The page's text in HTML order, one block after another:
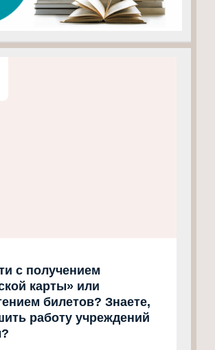
с получением
карты» или
билетов? Знаете,
работу учреждений